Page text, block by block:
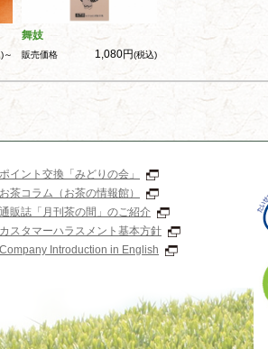
～
舞妓
販売価格 1,080円(税込)
ポイント交換「みどりの会」
お茶コラム（お茶の情報館）
通販誌「月刊茶の間」のご紹介
カスタマーハラスメント基本方針
Company Introduction in English